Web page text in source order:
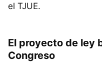
el TJUE.
El proyecto de ley
Congreso